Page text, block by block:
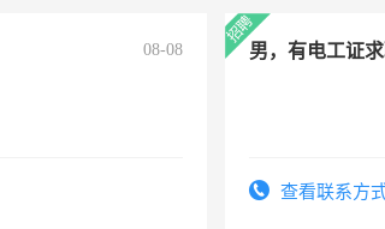
08-08 男，有电工证
查看联系方